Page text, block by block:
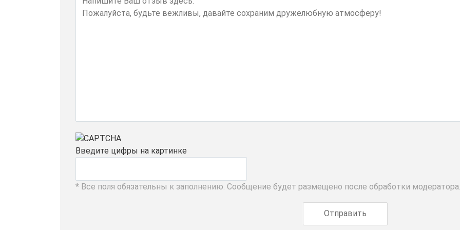
Введите цифры на картинке
* Все поля обязательны к заполнению. Сообщение будет размещено после обработки модератора.